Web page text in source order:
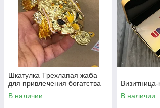
Шкатулка Трехлапая жаба
для привлечения богатства
В наличии
Визитница-
В наличии